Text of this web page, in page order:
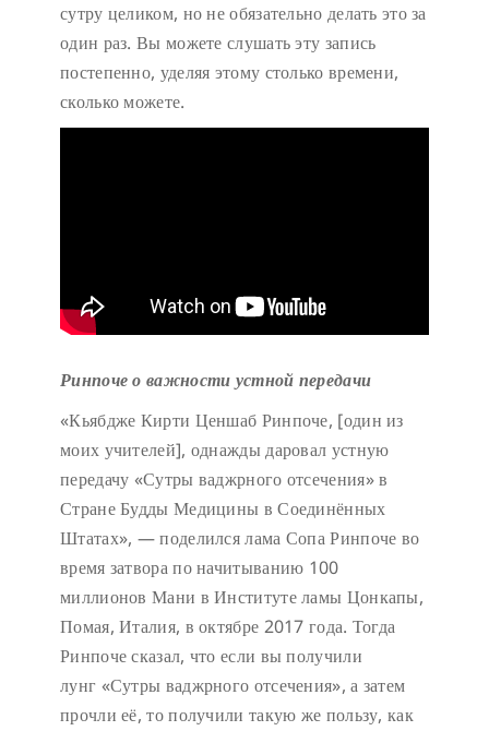
сутру целиком, но не обязательно делать это за
один раз. Вы можете слушать эту запись
постепенно, уделяя этому столько времени,
сколько можете.
Ринпоче о важности устной передачи
«Кьябдже Кирти Ценшаб Ринпоче, [один из
моих учителей], однажды даровал устную
передачу «Сутры ваджрного отсечения» в
Стране Будды Медицины в Соединённых
Штатах», — поделился лама Сопа Ринпоче во
время затвора по начитыванию 100
миллионов Мани в Институте ламы Цонкапы,
Помая, Италия, в октябре 2017 года. Тогда
Ринпоче сказал, что если вы получили
лунг «Сутры ваджрного отсечения», а затем
прочли её, то получили такую же пользу, как